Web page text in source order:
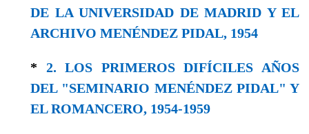
DE LA UNIVERSIDAD DE MADRID Y EL
ARCHIVO MENÉNDEZ PIDAL, 1954
* 2. LOS PRIMEROS DIFÍCILES AÑOS
DEL "SEMINARIO MENÉNDEZ PIDAL" Y
EL ROMANCERO, 1954-1959